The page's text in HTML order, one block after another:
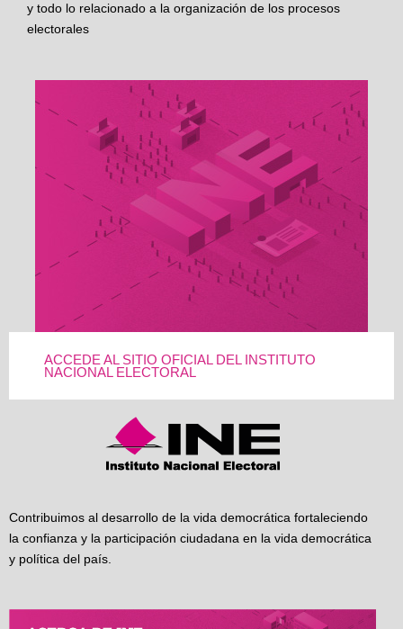
y todo lo relacionado a la organización de los procesos
electorales
ACCEDE AL SITIO OFICIAL DEL INSTITUTO
NACIONAL ELECTORAL
Contribuimos al desarrollo de la vida democrática fortaleciendo
la confianza y la participación ciudadana en la vida democrática
y política del país.